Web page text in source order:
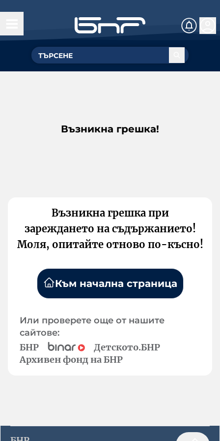
Възникна грешка!
Възникна грешка при
зареждането на съдържанието!
Моля, опитайте отново по-късно!
Към начална страница
Или проверете още от нашите
сайтове:
БНР
Детското.БНР
Архивен фонд на БНР